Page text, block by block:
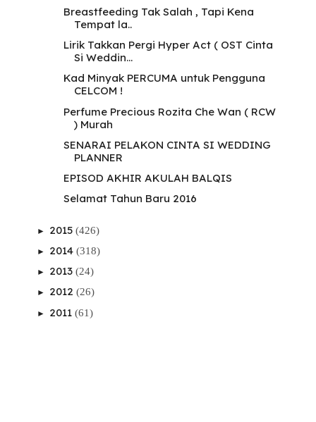
Breastfeeding Tak Salah , Tapi Kena
Tempat la..
Lirik Takkan Pergi Hyper Act ( OST Cinta
Si Weddin...
Kad Minyak PERCUMA untuk Pengguna
CELCOM !
Perfume Precious Rozita Che Wan ( RCW
) Murah
SENARAI PELAKON CINTA SI WEDDING
PLANNER
EPISOD AKHIR AKULAH BALQIS
Selamat Tahun Baru 2016
► 2015 (426)
► 2014 (318)
► 2013 (24)
► 2012 (26)
► 2011 (61)